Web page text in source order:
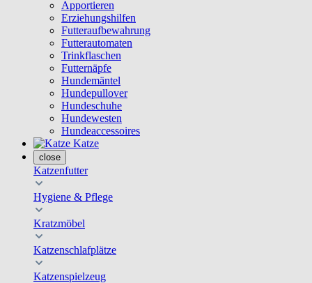
Apportieren
Erziehungshilfen
Futteraufbewahrung
Futterautomaten
Trinkflaschen
Futternäpfe
Hundemäntel
Hundepullover
Hundeschuhe
Hundewesten
Hundeaccessoires
Katze
close
Katzenfutter
Hygiene & Pflege
Kratzmöbel
Katzenschlafplätze
Katzenspielzeug